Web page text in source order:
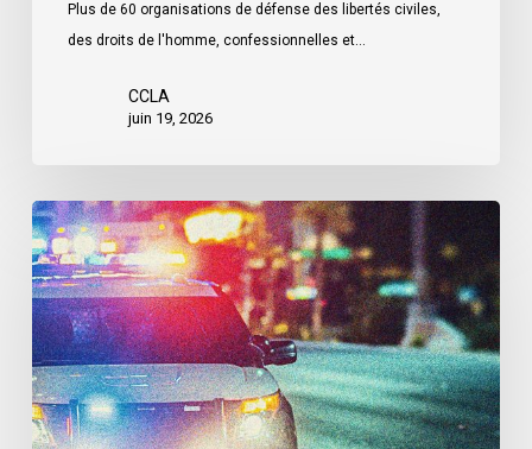
Plus de 60 organisations de défense des libertés civiles,
des droits de l'homme, confessionnelles et…
CCLA
juin 19, 2026
Le
LDL
et
le
CCLA
réclament
la
création